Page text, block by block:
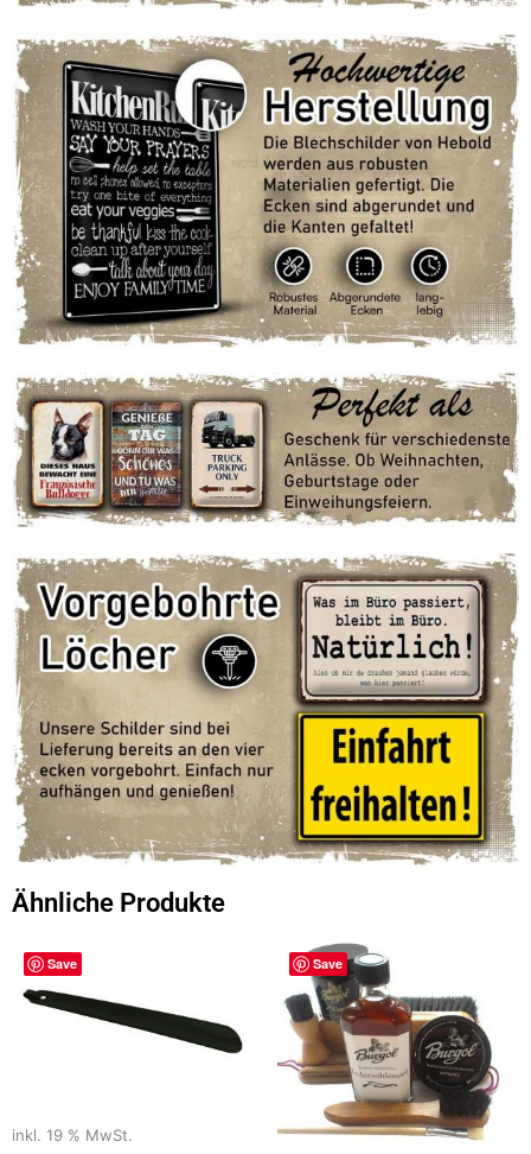
Ähnliche Produkte
Save
inkl. 19 % MwSt.
Save